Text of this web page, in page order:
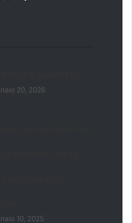
20, 2026
10, 2025